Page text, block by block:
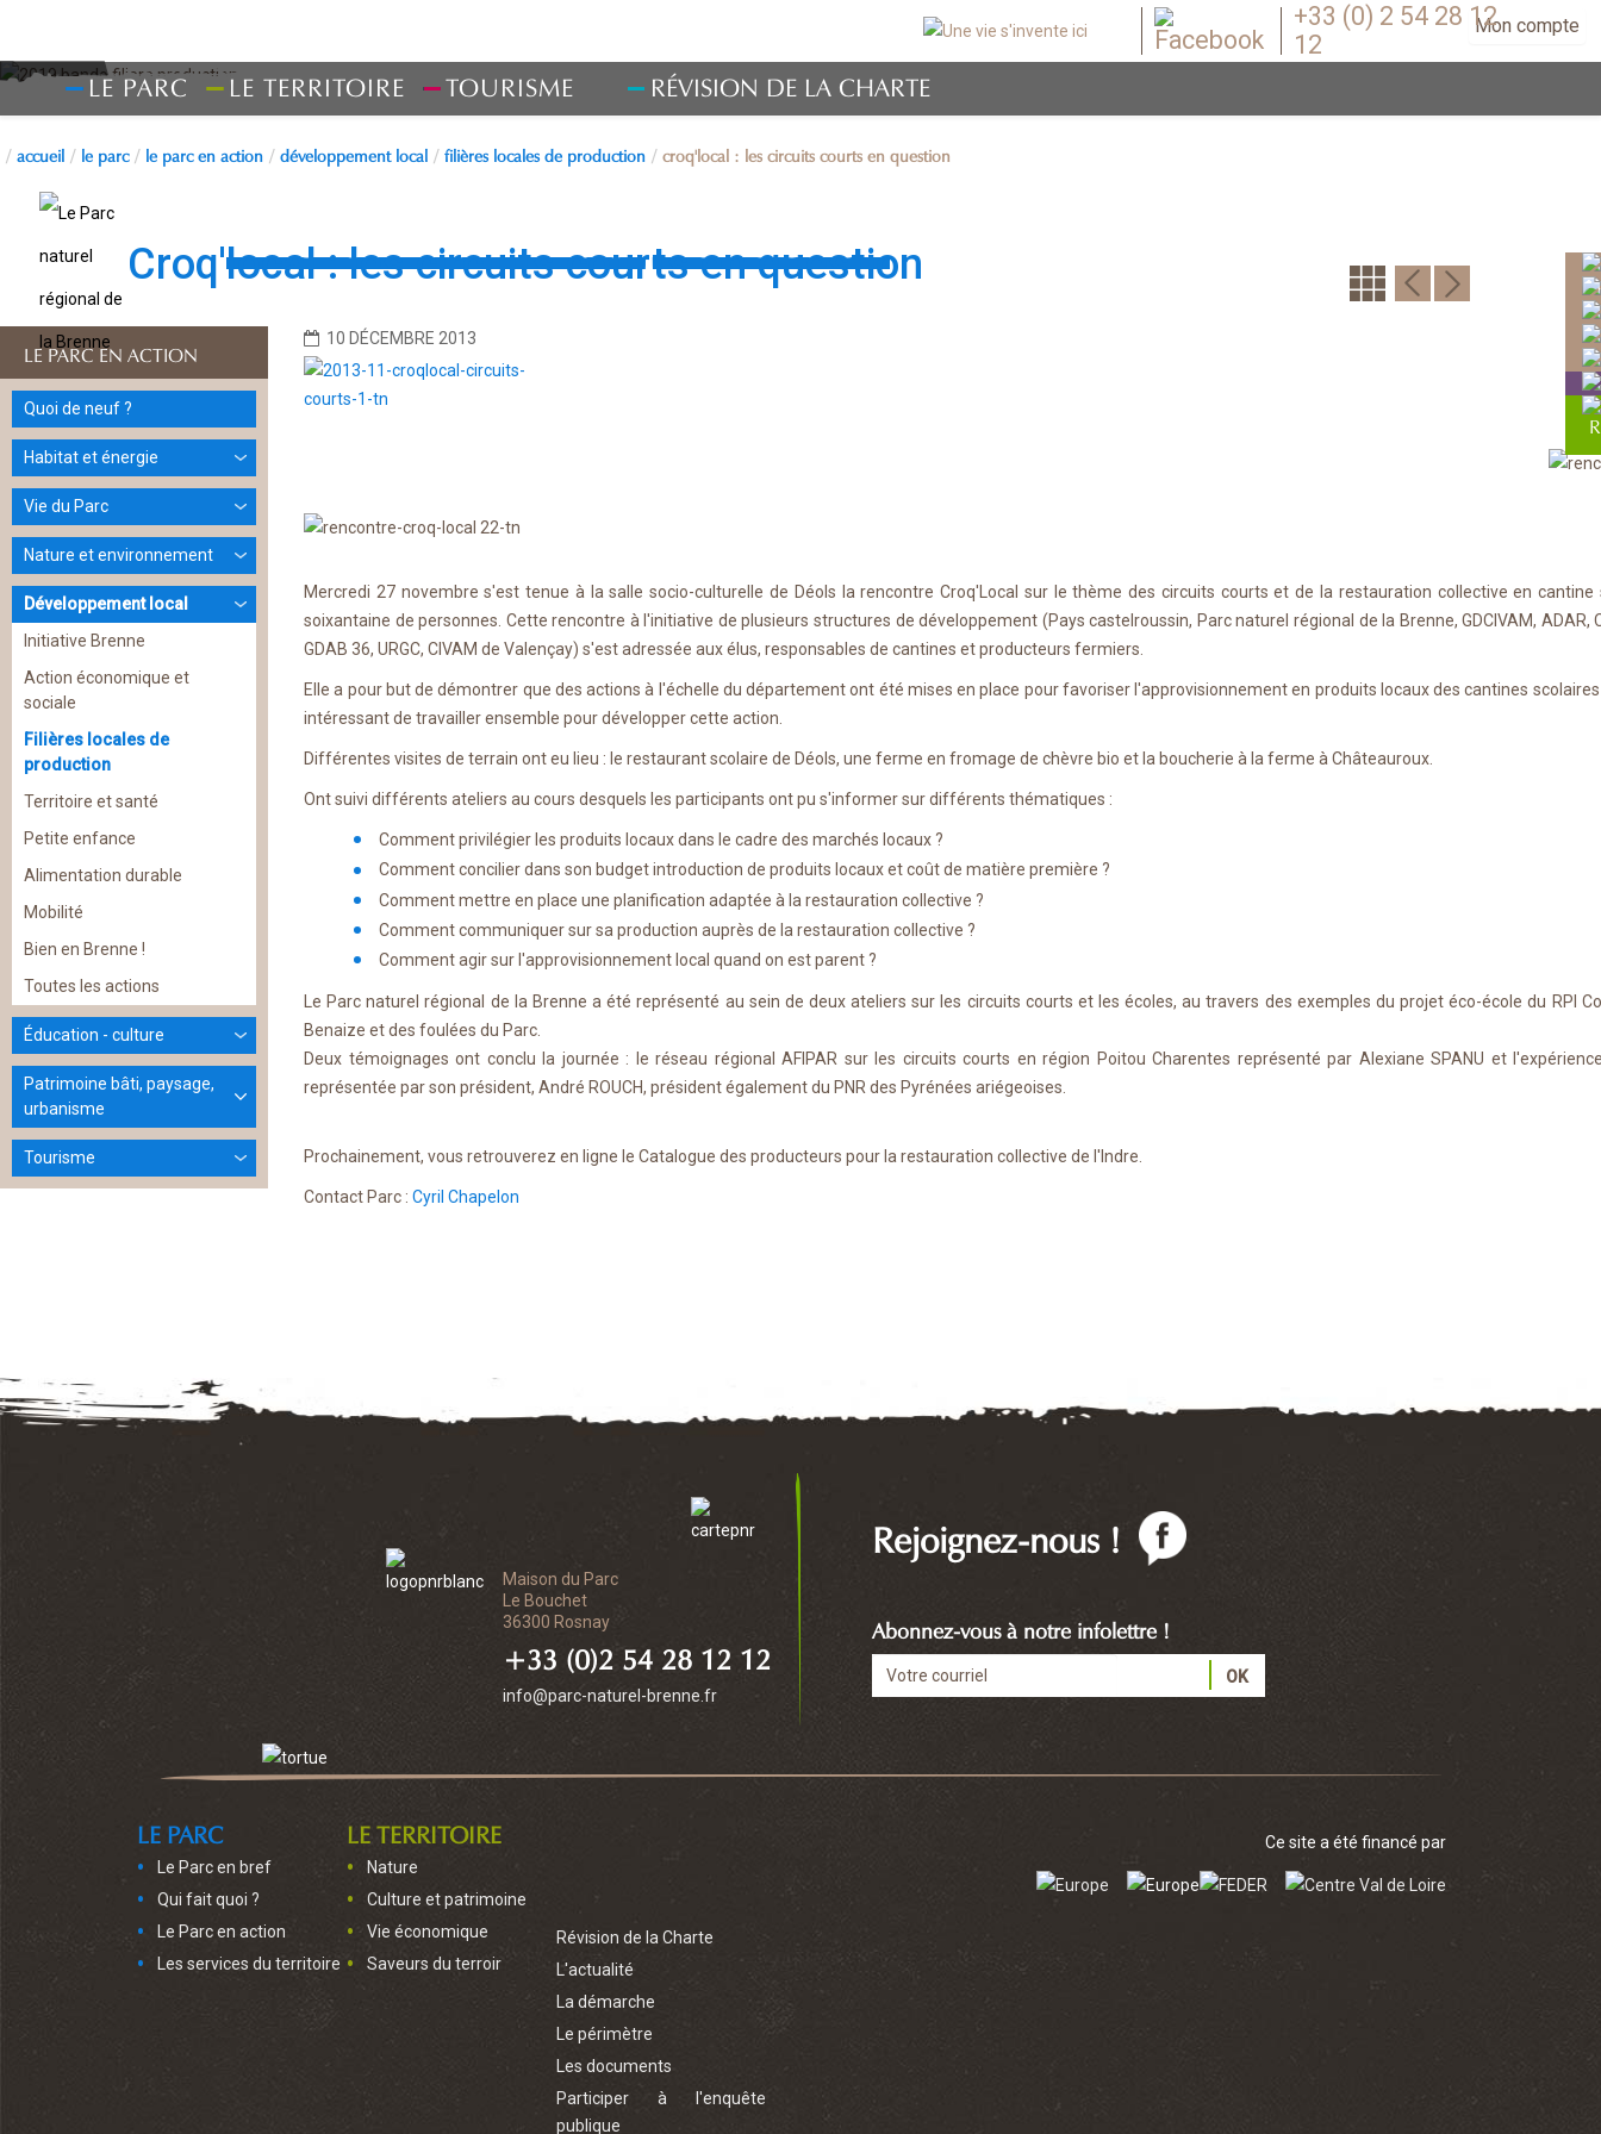
Mon compte
+33 (0) 2 54 28 12
12
LE PARC LE TERRITOIRE TOURISME RÉVISION DE LA CHARTE
accueil le parc le parc en action développement local filières locales de production croq'local : les circuits courts en question
Croq'local : les circuits courts en question
LE PARC EN ACTION
Quoi de neuf ?
Habitat et énergie
Vie du Parc
Nature et environnement
Développement local
Initiative Brenne
Action économique et
sociale
Filières locales de
production
Territoire et santé
Petite enfance
Alimentation durable
Mobilité
Bien en Brenne !
Toutes les actions
Éducation - culture
Patrimoine bâti, paysage,
urbanisme
Tourisme
10 DÉCEMBRE 2013
Mercredi 27 novembre s'est tenue à la salle socio-culturelle de Déols la rencontre Croq'Local sur le thème des circuits courts et de la restauration collective en cantine
soixantaine de personnes. Cette rencontre à l'initiative de plusieurs structures de développement (Pays castelroussin, Parc naturel régional de la Brenne, GDCIVAM, ADAR,
GDAB 36, URGC, CIVAM de Valençay) s'est adressée aux élus, responsables de cantines et producteurs fermiers.
Elle a pour but de démontrer que des actions à l'échelle du département ont été mises en place pour favoriser l'approvisionnement en produits locaux des cantines
intéressant de travailler ensemble pour développer cette action.
Différentes visites de terrain ont eu lieu : le restaurant scolaire de Déols, une ferme en fromage de chèvre bio et la boucherie à la ferme à Châteauroux.
Ont suivi différents ateliers au cours desquels les participants ont pu s'informer sur différents thématiques :
Comment privilégier les produits locaux dans le cadre des marchés locaux ?
Comment concilier dans son budget introduction de produits locaux et coût de matière première ?
Comment mettre en place une planification adaptée à la restauration collective ?
Comment communiquer sur sa production auprès de la restauration collective ?
Comment agir sur l'approvisionnement local quand on est parent ?
Le Parc naturel régional de la Brenne a été représenté au sein de deux ateliers sur les circuits courts et les écoles, au travers des exemples du projet éco-école du RPI
Benaize et des foulées du Parc.
Deux témoignages ont conclu la journée : le réseau régional AFIPAR sur les circuits courts en région Poitou Charentes représenté par Alexiane SPANU et
représentée par son président, André ROUCH, président également du PNR des Pyrénées ariégeoises.
Prochainement, vous retrouverez en ligne le Catalogue des producteurs pour la restauration collective de l'Indre.
Contact Parc : Cyril Chapelon
Maison du Parc
Le Bouchet
36300 Rosnay
+33 (0)2 54 28 12 12
info@parc-naturel-brenne.fr
Rejoignez-nous !
Abonnez-vous à notre infolettre !
LE PARC
Le Parc en bref
Qui fait quoi ?
Le Parc en action
Les services du territoire
LE TERRITOIRE
Nature
Culture et patrimoine
Vie économique
Saveurs du terroir
Révision de la Charte
L'actualité
La démarche
Le périmètre
Les documents
Participer à l'enquête
publique
Ce site a été financé par